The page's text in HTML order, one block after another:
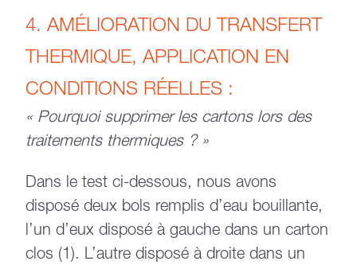
4. AMÉLIORATION DU TRANSFERT
THERMIQUE, APPLICATION EN
CONDITIONS RÉELLES :
« Pourquoi supprimer les cartons lors des
traitements thermiques ? »
Dans le test ci-dessous, nous avons
disposé deux bols remplis d’eau bouillante,
l’un d’eux disposé à gauche dans un carton
clos (1). L’autre disposé à droite dans un